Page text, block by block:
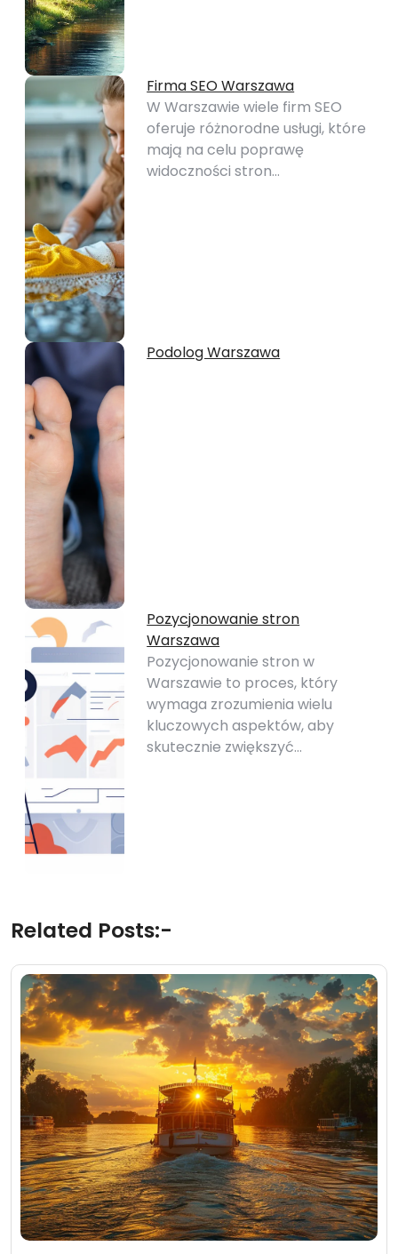
Firma SEO Warszawa
W Warszawie wiele firm SEO
oferuje różnorodne usługi, które
mają na celu poprawę
widoczności stron…
Podolog Warszawa
Pozycjonowanie stron
Warszawa
Pozycjonowanie stron w
Warszawie to proces, który
wymaga zrozumienia wielu
kluczowych aspektów, aby
skutecznie zwiększyć…
Related Posts:-